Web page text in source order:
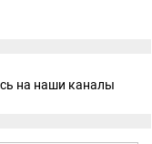
на наши каналы